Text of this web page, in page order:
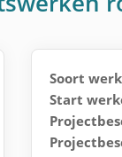
Soort
Start